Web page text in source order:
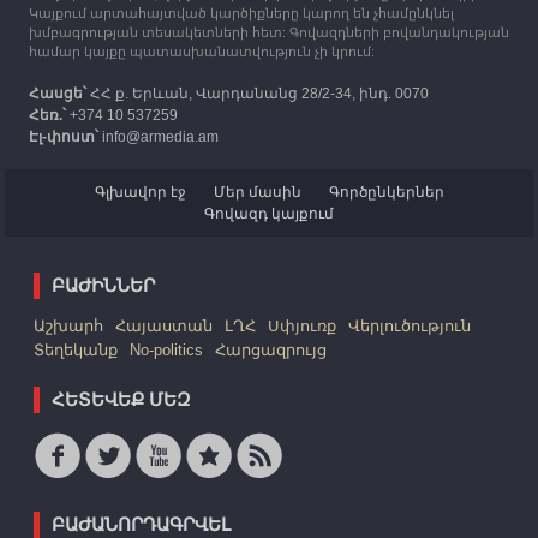
Կայքում արտահայտված կարծիքները կարող են չհամընկնել
խմբագրության տեսակետների հետ: Գովազդների բովանդակության
համար կայքը պատասխանատվություն չի կրում:
Հասցե՝ՀՀ ք. Երևան, Վարդանանց 28/2-34, ինդ. 0070
Հեռ.՝+374 10 537259
Էլ-փոստ՝info@armedia.am
Գլխավոր էջ Մեր մասին
Գործընկերներ
Գովազդ կայքում
ԲԱԺԻՆՆԵՐ
Աշխարհ Հայաստան ԼՂՀ Սփյուռք
Վերլուծություն
Տեղեկանք
No-politics Հարցազրույց
ՀԵՏԵՎԵՔ ՄԵԶ
ԲԱԺԱՆՈՐԴԱԳՐՎԵԼ